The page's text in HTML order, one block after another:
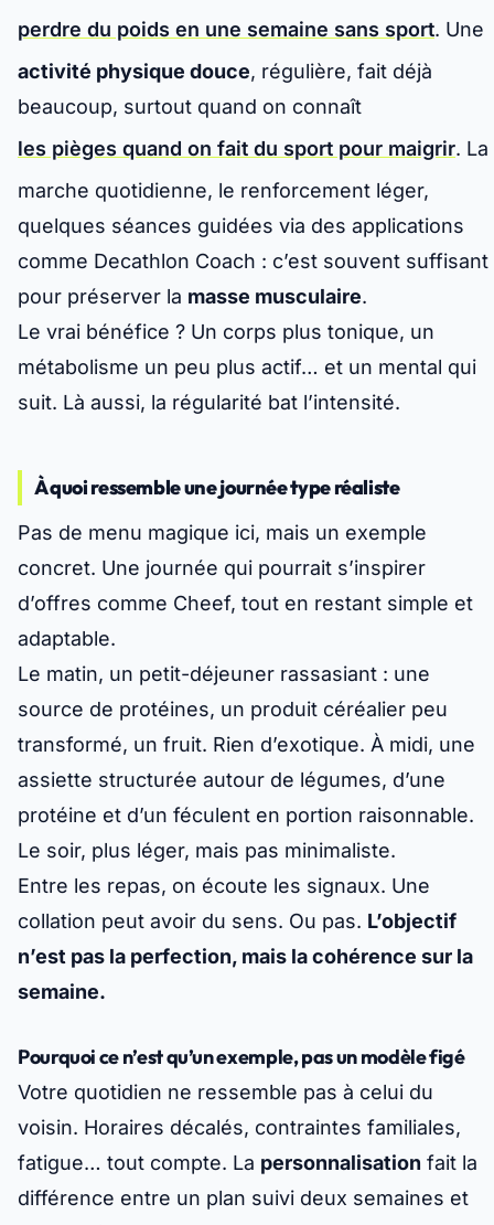
perdre du poids en une semaine sans sport. Une
activité physique douce, régulière, fait déjà
beaucoup, surtout quand on connaît
les pièges quand on fait du sport pour maigrir. La
marche quotidienne, le renforcement léger,
quelques séances guidées via des applications
comme Decathlon Coach : c’est souvent suffisant
pour préserver la masse musculaire.
Le vrai bénéfice ? Un corps plus tonique, un
métabolisme un peu plus actif… et un mental qui
suit. Là aussi, la régularité bat l’intensité.
À quoi ressemble une journée type réaliste
Pas de menu magique ici, mais un exemple
concret. Une journée qui pourrait s’inspirer
d’offres comme Cheef, tout en restant simple et
adaptable.
Le matin, un petit-déjeuner rassasiant : une
source de protéines, un produit céréalier peu
transformé, un fruit. Rien d’exotique. À midi, une
assiette structurée autour de légumes, d’une
protéine et d’un féculent en portion raisonnable.
Le soir, plus léger, mais pas minimaliste.
Entre les repas, on écoute les signaux. Une
collation peut avoir du sens. Ou pas. L’objectif
n’est pas la perfection, mais la cohérence sur la
semaine.
Pourquoi ce n’est qu’un exemple, pas un modèle figé
Votre quotidien ne ressemble pas à celui du
voisin. Horaires décalés, contraintes familiales,
fatigue… tout compte. La personnalisation fait la
différence entre un plan suivi deux semaines et